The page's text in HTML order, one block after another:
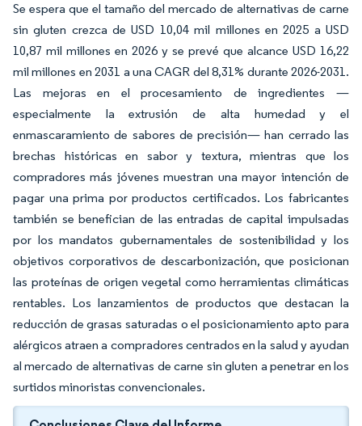
Se espera que el tamaño del mercado de alternativas de carne
sin gluten crezca de USD 10,04 mil millones en 2025 a USD
10,87 mil millones en 2026 y se prevé que alcance USD 16,22
mil millones en 2031 a una CAGR del 8,31% durante 2026-2031.
Las mejoras en el procesamiento de ingredientes —
especialmente la extrusión de alta humedad y el
enmascaramiento de sabores de precisión— han cerrado las
brechas históricas en sabor y textura, mientras que los
compradores más jóvenes muestran una mayor intención de
pagar una prima por productos certificados. Los fabricantes
también se benefician de las entradas de capital impulsadas
por los mandatos gubernamentales de sostenibilidad y los
objetivos corporativos de descarbonización, que posicionan
las proteínas de origen vegetal como herramientas climáticas
rentables. Los lanzamientos de productos que destacan la
reducción de grasas saturadas o el posicionamiento apto para
alérgicos atraen a compradores centrados en la salud y ayudan
al mercado de alternativas de carne sin gluten a penetrar en los
surtidos minoristas convencionales.